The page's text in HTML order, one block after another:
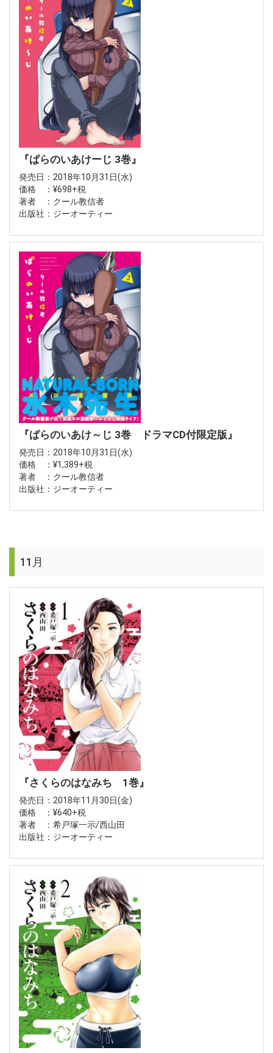
『ぱらのいあけーじ 3巻』
発売日：2018年10月31日(水)
価格 ：¥698+税
著者 ：クール教信者
出版社：ジーオーティー
『ぱらのいあけ～じ 3巻 ドラマCD付限定版』
発売日：2018年10月31日(水)
価格 ：¥1,389+税
著者 ：クール教信者
出版社：ジーオーティー
11月
『さくらのはなみち 1巻』
発売日：2018年11月30日(金)
価格 ：¥640+税
著者 ：希戸塚一示/西山田
出版社：ジーオーティー